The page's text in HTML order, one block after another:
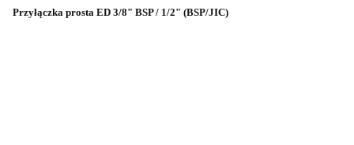
Przyłączka prosta ED 3/8" BSP / 1/2" (BSP/JIC)